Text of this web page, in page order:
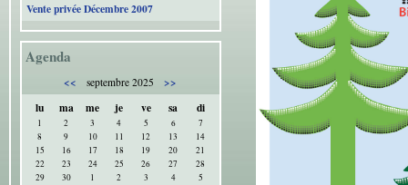
Vente privée Décembre 2007
Agenda
<< septembre 2025
>>
lu
ma me je ve sa di
1 2 3 4 5 6
7
8
9 10 11 12 13
14
15
16 17 18 19 20
21
22
23 24 25 26 27
28
29
30 1 2 3 4
5